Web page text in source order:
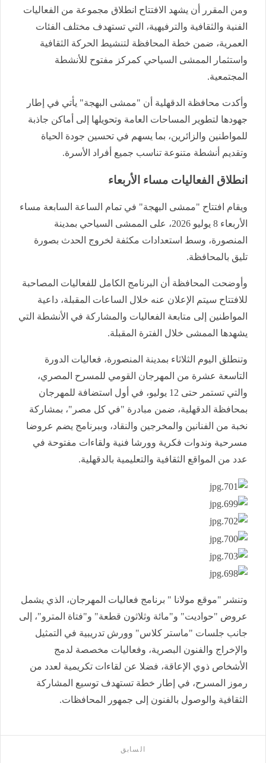
ومن المقرر أن يشهد الافتتاح انطلاق مجموعة من الفعاليات
الفنية والثقافية والترفيهية، التي تستهدف مختلف الفئات
العمرية، ضمن خطة المحافظة لتنشيط الحركة الثقافية
واستثمار الممشى السياحي كمركز مفتوح للأنشطة
المجتمعية.
وأكدت محافظة الدقهلية أن "ممشى البهجة" يأتي في إطار
جهودها لتطوير المساحات العامة وتحويلها إلى أماكن جاذبة
للمواطنين والزائرين، بما يسهم في تحسين جودة الحياة
وتقديم أنشطة متنوعة تناسب جميع أفراد الأسرة.
انطلاق الفعاليات مساء الأربعاء
ويقام افتتاح "ممشى البهجة" في تمام الساعة السابعة مساء
الأربعاء 8 يوليو 2026، على الممشى السياحي بمدينة
المنصورة، وسط استعدادات مكثفة لخروج الحدث بصورة
تليق بالمحافظة.
وأوضحت المحافظة أن البرنامج الكامل للفعاليات المصاحبة
للافتتاح سيتم الإعلان عنه خلال الساعات المقبلة، داعية
المواطنين إلى متابعة الفعاليات والمشاركة في الأنشطة التي
يشهدها الممشى خلال الفترة المقبلة.
وتنطلق اليوم الثلاثاء بمدينة المنصورة، فعاليات الدورة
التاسعة عشرة من المهرجان القومي للمسرح المصري،
والتي تستمر حتى 12 يوليو، في أول استضافة للمهرجان
بمحافظة الدقهلية، ضمن مبادرة "في كل مصر"، بمشاركة
نخبة من الفنانين والمخرجين والنقاد، وببرنامج يضم عروضا
مسرحية وندوات فكرية وورشا فنية ولقاءات مفتوحة في
عدد من المواقع الثقافية والتعليمية بالدقهلية.
وتنشر "موقع مولانا " برنامج فعاليات المهرجان، الذي يشمل
عروض "حواديت" و"مائة وثلاثون قطعة" و"فتاة المترو"، إلى
جانب جلسات "ماستر كلاس" وورش تدريبية في التمثيل
والإخراج والفنون البصرية، وفعاليات مخصصة لدمج
الأشخاص ذوي الإعاقة، فضلا عن لقاءات تكريمية لعدد من
رموز المسرح، في إطار خطة تستهدف توسيع المشاركة
الثقافية والوصول بالفنون إلى جمهور المحافظات.
السابق